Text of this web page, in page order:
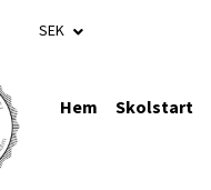
SEK
Hem Skolstart